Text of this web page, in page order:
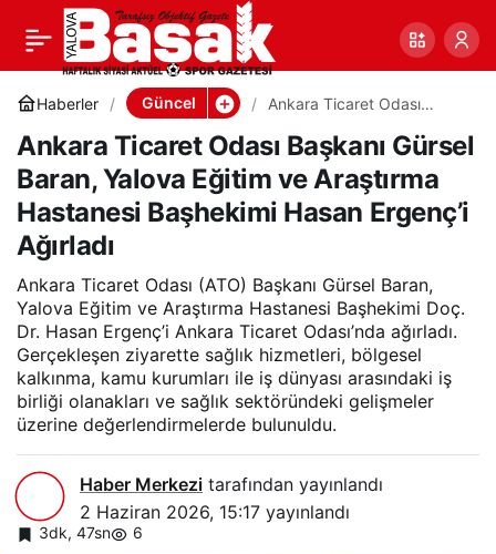
Haberler Güncel
Ankara Ticaret Odası
Yalova Eğitim ve Araştırma
Hastanesi Başhekimi Hasan
Ergenç’i Ağırladı
Ankara Ticaret Odası Başkanı Gürsel
Baran, Yalova Eğitim ve Araştırma
Hastanesi Başhekimi Hasan Ergenç’i
Ağırladı
Ankara Ticaret Odası (ATO) Başkanı Gürsel Baran,
Yalova Eğitim ve Araştırma Hastanesi Başhekimi Doç.
Dr. Hasan Ergenç’i Ankara Ticaret Odası’nda ağırladı.
Gerçekleşen ziyarette sağlık hizmetleri, bölgesel
kalkınma, kamu kurumları ile iş dünyası arasındaki iş
birliği olanakları ve sağlık sektöründeki gelişmeler
üzerine değerlendirmelerde bulunuldu.
Haber Merkezi tarafından yayınlandı
2 Haziran 2026, 15:17 yayınlandı
3dk, 47sn 6
Ankara Ticaret Odası
Başkanı Gürsel Baran,
Yalova Eğitim ve
Araştırma Hastanesi
Başhekimi Hasan
Ergenç’i Ağırladı
0 Paylaş